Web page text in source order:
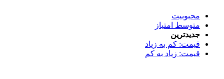
محبوبیت
متوسط امتیاز
جدیدترین
قیمت: کم به زیاد
قیمت: زیاد به کم